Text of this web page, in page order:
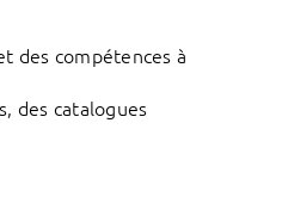
des compétences à
des catalogues